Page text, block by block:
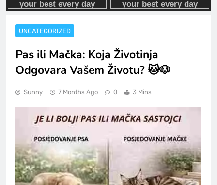
UNCATEGORIZED
Pas ili Mačka: Koja Životinja
Odgovara Vašem Životu? 🐱🐶
Sunny 7 Months Ago 0 3 Mins